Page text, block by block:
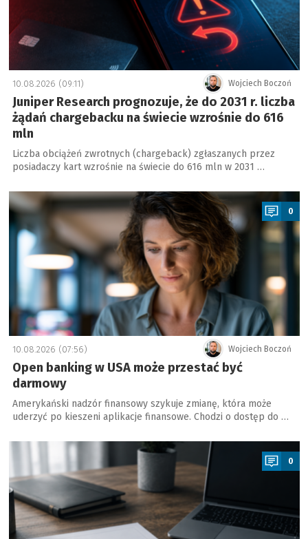
Wojciech Boczoń
10.08.2026 (09:11)
Juniper Research prognozuje, że do 2031 r. liczba
żądań chargebacku na świecie wzrośnie do 616
mln
Liczba obciążeń zwrotnych (chargeback) zgłaszanych przez
posiadaczy kart wzrośnie na świecie do 616 mln w 2031 …
a
0
Wojciech Boczoń
10.08.2026 (07:56)
Open banking w USA może przestać być
darmowy
Amerykański nadzór finansowy szykuje zmianę, która może
uderzyć po kieszeni aplikacje finansowe. Chodzi o dostęp do …
a
0